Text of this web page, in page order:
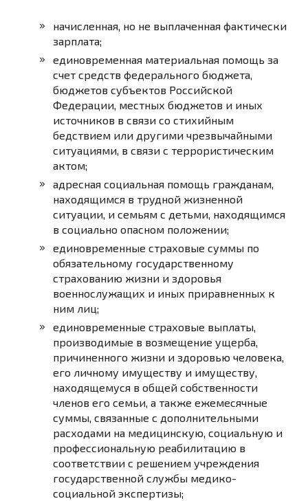
начисленная, но не выплаченная фактически
зарплата;
единовременная материальная помощь за
счет средств федерального бюджета,
бюджетов субъектов Российской
Федерации, местных бюджетов и иных
источников в связи со стихийным
бедствием или другими чрезвычайными
ситуациями, в связи с террористическим
актом;
адресная социальная помощь гражданам,
находящимся в трудной жизненной
ситуации, и семьям с детьми, находящимся
в социально опасном положении;
единовременные страховые суммы по
обязательному государственному
страхованию жизни и здоровья
военнослужащих и иных приравненных к
ним лиц;
единовременные страховые выплаты,
производимые в возмещение ущерба,
причиненного жизни и здоровью человека,
его личному имуществу и имуществу,
находящемуся в общей собственности
членов его семьи, а также ежемесячные
суммы, связанные с дополнительными
расходами на медицинскую, социальную и
профессиональную реабилитацию в
соответствии с решением учреждения
государственной службы медико-
социальной экспертизы;